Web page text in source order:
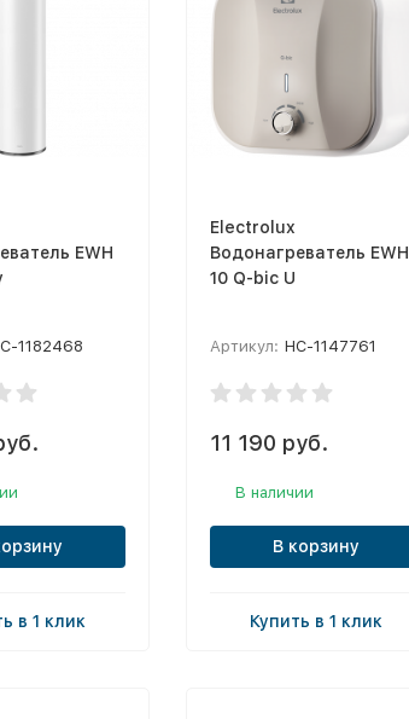
EWH
1182468
в 1 клик
Electrolux
Водонагреватель EWH
10 Q-bic U
Артикул: НС-1147761
11 190 руб.
В наличии
В корзину
Купить в 1 клик